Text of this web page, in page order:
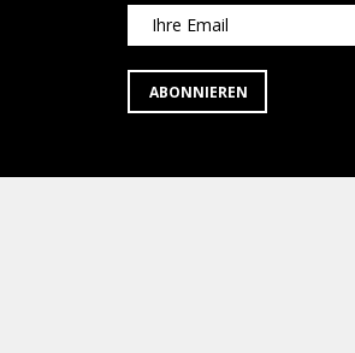
Ihre Email
ABONNIEREN
SIE
ABONNIEREN